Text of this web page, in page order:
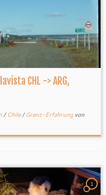
CHL -> ARG,
/Chile/Grenz-Erfahrung von
1